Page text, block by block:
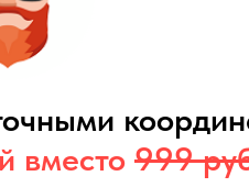
вместо 999